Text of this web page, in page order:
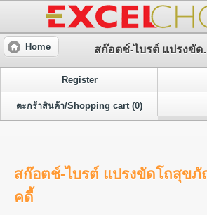
Home สก๊อตช์-
Register
ตะกร้าสินค้า/Shopping cart (0)
สก๊อตช์-ไบรต์ แปรงขัดโถสุข
คดี้